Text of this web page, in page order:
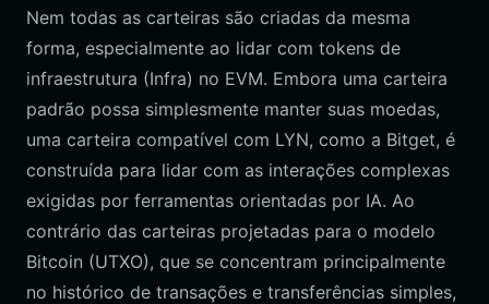
Nem todas as carteiras são criadas da mesma
forma, especialmente ao lidar com tokens de
infraestrutura (Infra) no EVM. Embora uma carteira
padrão possa simplesmente manter suas moedas,
uma carteira compatível com LYN, como a Bitget, é
construída para lidar com as interações complexas
exigidas por ferramentas orientadas por IA. Ao
contrário das carteiras projetadas para o modelo
Bitcoin (UTXO), que se concentram principalmente
no histórico de transações e transferências simples,